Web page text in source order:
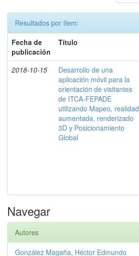
Resultados por ítem:
Fecha de
publicación
Título
2018-10-15
Desarrollo de una
aplicación móvil para la
orientación de visitantes
de ITCA-FEPADE
utilizando Mapeo, realidad
aumentada, renderizado
3D y Posicionamiento
Global
Navegar
Autores
González Magaña, Héctor Edmundo